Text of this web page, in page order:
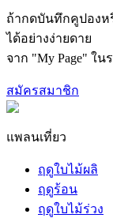
ถ้ากดบันทึกคูปองห
ได้อย่างง่ายดาย
จาก "My Page" ใ
สมัครสมาชิก
แพลนเที่ยว
ฤดูใบไม้ผลิ
ฤดูร้อน
ฤดูใบไม้ร่วง